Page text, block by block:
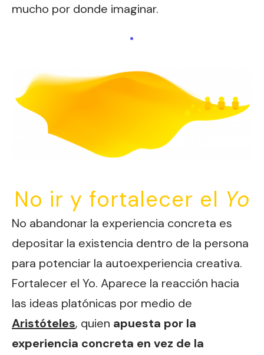
mucho por donde imaginar.
.
No ir y fortalecer el Yo
No abandonar la experiencia concreta es
depositar la existencia dentro de la persona
para potenciar la autoexperiencia creativa.
Fortalecer el Yo. Aparece la reacción hacia
las ideas platónicas por medio de
Aristóteles, quien apuesta por la
experiencia concreta en vez de la